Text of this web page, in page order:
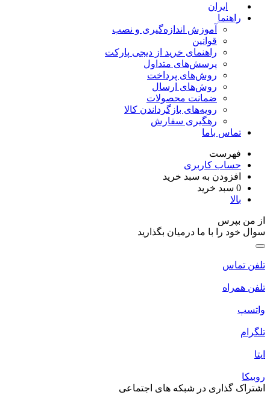
ایران
راهنما
آموزش اندازه‌گیری و نصب
قوانین
راهنمای خرید از دیجی پارکت
پرسش‌های متداول
روش‌های پرداخت
روش‌های ارسال
ضمانت محصولات
رویه‌های بازگرداندن کالا
رهگیری سفارش
تماس باما
فهرست
حساب کاربری
افزودن به سبد خرید
0 سبد خرید
بالا
از من بپرس
سوال خود را با ما درمیان بگذارید
تلفن تماس
تلفن همراه
واتسپ
تلگرام
ایتا
روبیکا
اشتراک گذاری در شبکه های اجتماعی